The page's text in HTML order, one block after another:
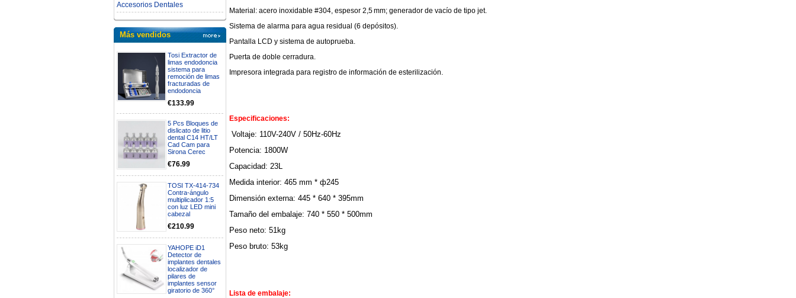
Accesorios Dentales
Más vendidos
Tosi Extractor de
limas endodoncia
sistema para
remoción de limas
fracturadas de
endodoncia
€133.99
5 Pcs Bloques de
dislicato de litio
dental C14 HT/LT
Cad Cam para
Sirona Cerec
€76.99
TOSI TX-414-734
Contra-ángulo
multiplicador 1:5
con luz LED mini
cabezal
€210.99
YAHOPE iD1
Detector de
implantes dentales
localizador de
pilares de
implantes sensor
giratorio de 360°
Material: acero inoxidable #304, espesor 2,5 mm; generador de vacío de tipo jet.
Sistema de alarma para agua residual (6 depósitos).
Pantalla LCD y sistema de autoprueba.
Puerta de doble cerradura.
Impresora integrada para registro de información de esterilización.
Especificaciones:
Voltaje: 110V-240V / 50Hz-60Hz
Potencia: 1800W
Capacidad: 23L
Medida interior: 465 mm * ф245
Dimensión externa: 445 * 640 * 395mm
Tamaño del embalaje: 740 * 550 * 500mm
Peso neto: 51kg
Peso bruto: 53kg
Lista de embalaje: